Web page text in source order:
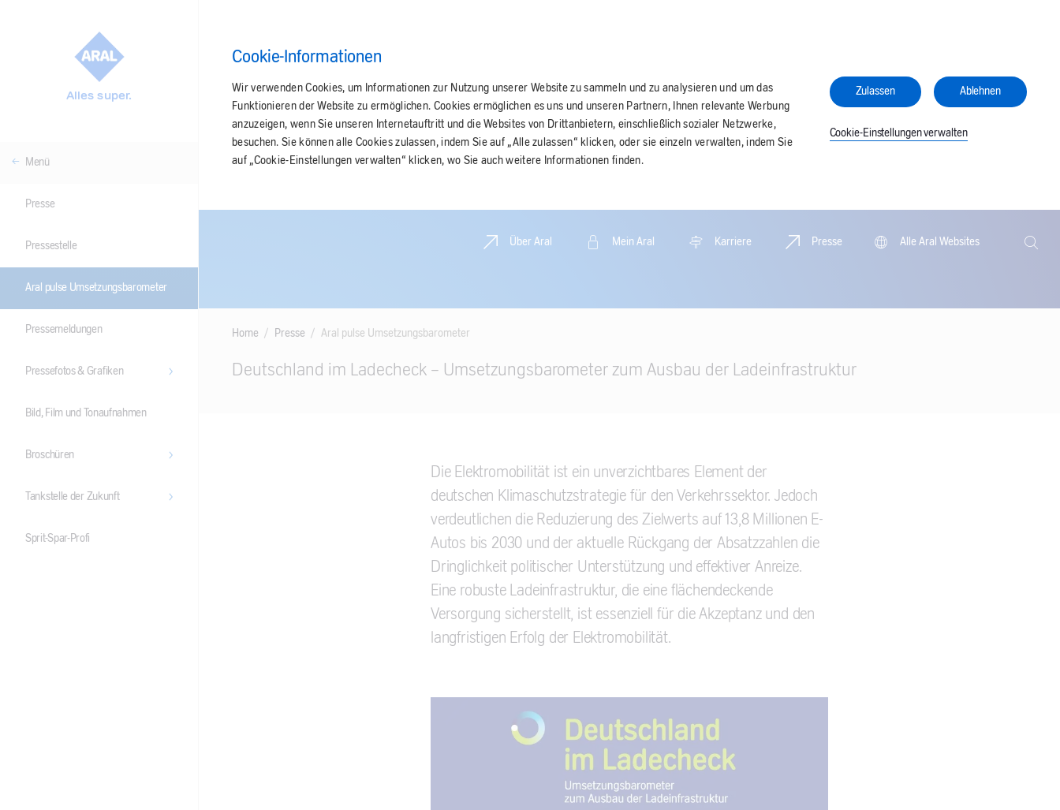
Cookie-Informationen
Wir verwenden Cookies, um Informationen zur Nutzung unserer Website zu sammeln und zu analysieren und um das
Funktionieren der Website zu ermöglichen. Cookies ermöglichen es uns und unseren Partnern, Ihnen relevante Werbung
anzuzeigen, wenn Sie unseren Internetauftritt und die Websites von Drittanbietern, einschließlich sozialer Netzwerke,
besuchen. Sie können alle Cookies zulassen, indem Sie auf „Alle zulassen“ klicken, oder sie einzeln verwalten, indem Sie
auf „Cookie-Einstellungen verwalten“ klicken, wo Sie auch weitere Informationen finden.
Zulassen Ablehnen
Cookie-Einstellungen verwalten
Über Aral Mein Aral Karriere Presse
Alle Aral Websites
Suche
Alles super.
Menü
Presse
Pressestelle
Aral pulse Umsetzungsbarometer
Pressemeldungen
Pressefotos & Grafiken
Bild, Film und Tonaufnahmen
Broschüren
Tankstelle der Zukunft
Sprit-Spar-Profi
Home Presse Aral pulse Umsetzungsbarometer
Deutschland im Ladecheck – Umsetzungsbarometer zum Ausbau der Ladeinfrastruktur
Die Elektromobilität ist ein unverzichtbares Element der
deutschen Klimaschutzstrategie für den Verkehrssektor. Jedoch
verdeutlichen die Reduzierung des Zielwerts auf 13,8 Millionen E-
Autos bis 2030 und der aktuelle Rückgang der Absatzzahlen die
Dringlichkeit politischer Unterstützung und effektiver Anreize.
Eine robuste Ladeinfrastruktur, die eine flächendeckende
Versorgung sicherstellt, ist essenziell für die Akzeptanz und den
langfristigen Erfolg der Elektromobilität.